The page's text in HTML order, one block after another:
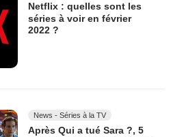
Netflix : quelles sont les
séries à voir en février
2022 ?
News - Séries à la TV
Après Qui a tué Sara ?, 5